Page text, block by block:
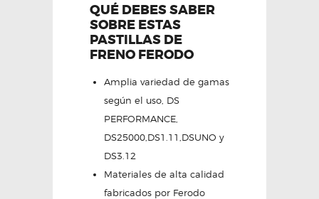
QUÉ DEBES SABER
SOBRE ESTAS
PASTILLAS DE
FRENO FERODO
Amplia variedad de gamas
según el uso, DS
PERFORMANCE,
DS25000,DS1.11,DSUNO y
DS3.12
Materiales de alta calidad
fabricados por Ferodo